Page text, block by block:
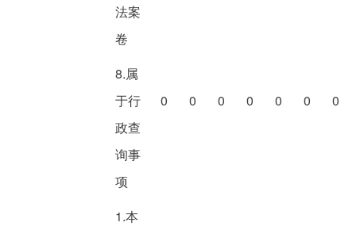
法案
卷
8.属
于行
政查
询事
项
0 0 0 0 0 0 0
1.本